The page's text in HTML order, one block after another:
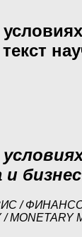
и бизнес
/
MONETARY